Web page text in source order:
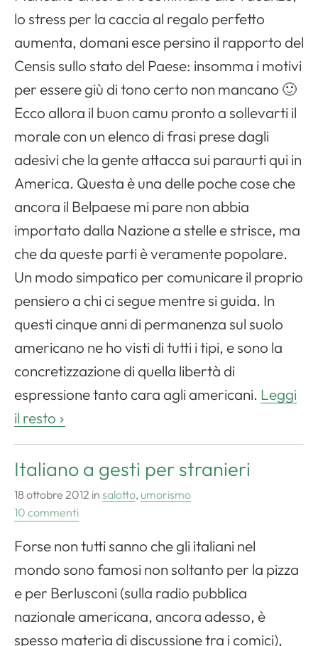
lo stress per la caccia al regalo perfetto
aumenta, domani esce persino il rapporto del
Censis sullo stato del Paese: insomma i motivi
per essere giù di tono certo non mancano 🙂
Ecco allora il buon camu pronto a sollevarti il
morale con un elenco di frasi prese dagli
adesivi che la gente attacca sui paraurti qui in
America. Questa è una delle poche cose che
ancora il Belpaese mi pare non abbia
importato dalla Nazione a stelle e strisce, ma
che da queste parti è veramente popolare.
Un modo simpatico per comunicare il proprio
pensiero a chi ci segue mentre si guida. In
questi cinque anni di permanenza sul suolo
americano ne ho visti di tutti i tipi, e sono la
concretizzazione di quella libertà di
espressione tanto cara agli americani. Leggi
il resto
Italiano a gesti per stranieri
18 ottobre 2012 in salotto, umorismo
10 commenti
Forse non tutti sanno che gli italiani nel
mondo sono famosi non soltanto per la pizza
e per Berlusconi (sulla radio pubblica
nazionale americana, ancora adesso, è
spesso materia di discussione tra i comici),